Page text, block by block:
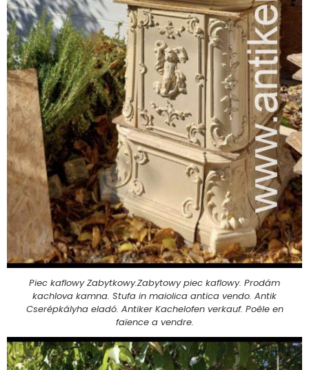
Piec kaflowy Zabytkowy.Zabytowy piec kaflowy. Prodám
kachlova kamna. Stufa in maiolica antica vendo. Antik
Cserépkályha eladó. Antiker Kachelofen verkauf. Poêle en
faïence a vendre.